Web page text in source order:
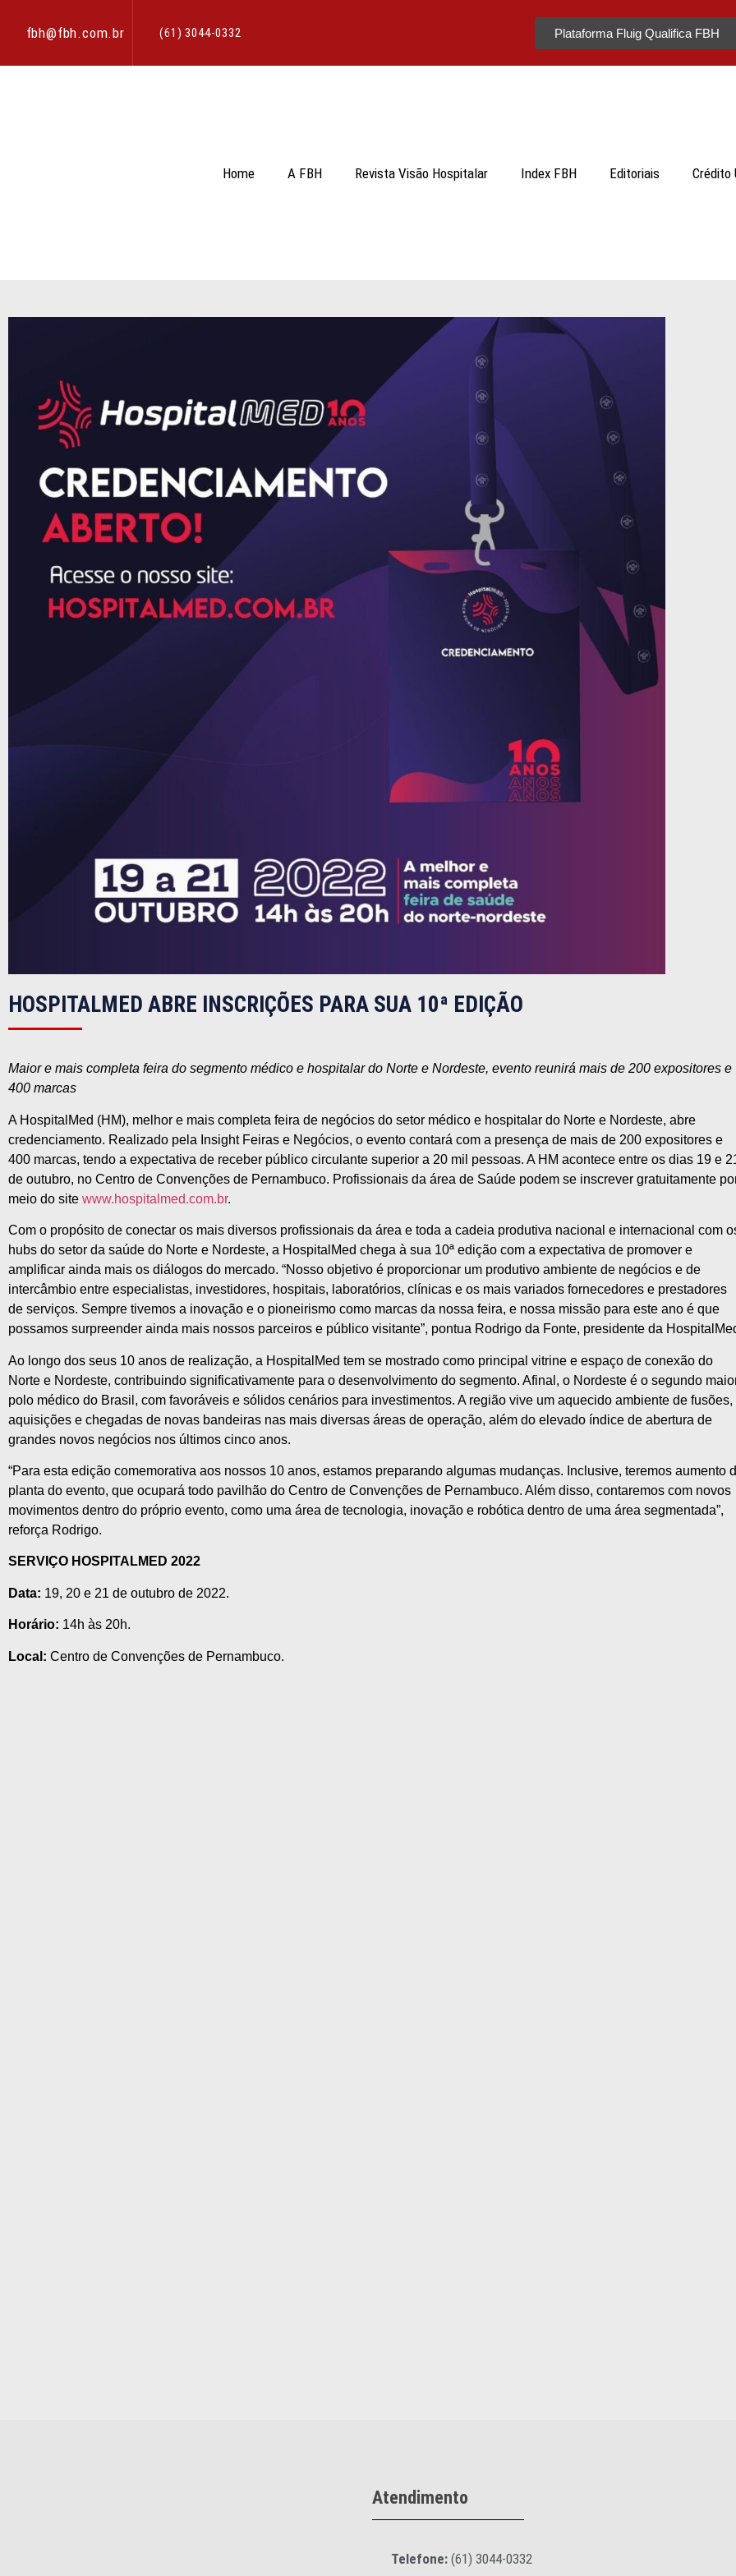
fbh@fbh.com.br (61) 3044-0332 Plataforma Fluig Qualifica FBH
Home A FBH Revista Visão Hospitalar Index FBH Editoriais Crédito
HOSPITALMED ABRE INSCRIÇÕES PARA SUA 10ª EDIÇÃO
Maior e mais completa feira do segmento médico e hospitalar do Norte e Nordeste, evento reunirá mais de 200 expositores e
400 marcas
A HospitalMed (HM), melhor e mais completa feira de negócios do setor médico e hospitalar do Norte e Nordeste, abre
credenciamento. Realizado pela Insight Feiras e Negócios, o evento contará com a presença de mais de 200 expositores e
400 marcas, tendo a expectativa de receber público circulante superior a 20 mil pessoas. A HM acontece entre os dias 19 e
de outubro, no Centro de Convenções de Pernambuco. Profissionais da área de Saúde podem se inscrever gratuitamente
meio do site www.hospitalmed.com.br.
Com o propósito de conectar os mais diversos profissionais da área e toda a cadeia produtiva nacional e internacional com
hubs do setor da saúde do Norte e Nordeste, a HospitalMed chega à sua 10ª edição com a expectativa de promover e
amplificar ainda mais os diálogos do mercado. “Nosso objetivo é proporcionar um produtivo ambiente de negócios e de
intercâmbio entre especialistas, investidores, hospitais, laboratórios, clínicas e os mais variados fornecedores e prestadores
de serviços. Sempre tivemos a inovação e o pioneirismo como marcas da nossa feira, e nossa missão para este ano é que
possamos surpreender ainda mais nossos parceiros e público visitante”, pontua Rodrigo da Fonte, presidente da
Ao longo dos seus 10 anos de realização, a HospitalMed tem se mostrado como principal vitrine e espaço de conexão do
Norte e Nordeste, contribuindo significativamente para o desenvolvimento do segmento. Afinal, o Nordeste é o segundo
polo médico do Brasil, com favoráveis e sólidos cenários para investimentos. A região vive um aquecido ambiente de fusões,
aquisições e chegadas de novas bandeiras nas mais diversas áreas de operação, além do elevado índice de abertura de
grandes novos negócios nos últimos cinco anos.
“Para esta edição comemorativa aos nossos 10 anos, estamos preparando algumas mudanças. Inclusive, teremos aumento
planta do evento, que ocupará todo pavilhão do Centro de Convenções de Pernambuco. Além disso, contaremos com novos
movimentos dentro do próprio evento, como uma área de tecnologia, inovação e robótica dentro de uma área segmentada”,
reforça Rodrigo.
SERVIÇO HOSPITALMED 2022
Data: 19, 20 e 21 de outubro de 2022.
Horário: 14h às 20h.
Local: Centro de Convenções de Pernambuco.
Atendimento
Telefone:(61) 3044-0332